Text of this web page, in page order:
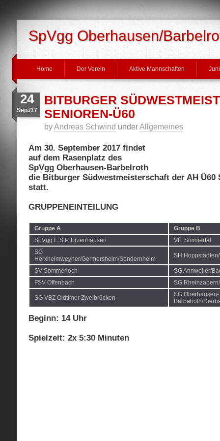
SpVgg Oberhausen/
Home Der Verein Aktive Mannschaften
24
Sep./17
BITBURGER
SENIOREN-Ü60
byAndreas Schwind underAllgemeines
Am 30. September 2017 findet
auf dem Rasenplatz des
SpVgg Oberhausen-Barbelroth
die Bitburger Südwestmeisterschaft der AH Ü60
statt.
GRUPPENEINTEILUNG
Gruppe A
Gruppe B
SpVgg E.S.P. Erzenhausen
VfL Simmertal
SG
Herxheimweyher/Germersheim/Sondernheim
SH
SV Sommerloch
SG Annweiler/
FSV Offenbach
SG
SG VBZ Oldtimer Zweibrücken
SG Oberhausen-
Barbelroth/
Beginn: 14 Uhr
Spielzeit: 2x 5:30 Minuten